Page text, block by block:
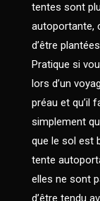
tentes sont
autoportante,
d’être
Pratique si
lors d’un
préau et qu’il
simplement
que le sol est
tente
elles ne sont
d’être tendu